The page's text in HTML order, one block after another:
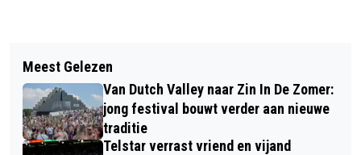
HOEDERS GEZOCHT VOOR VARKENS
IN DUINEN EN LUNETTEN VAN
BEVERWIJK
KAAS, TULPEN EN LAURENS TEN
DAM… HOLLANDSER GA JE HET NIET
KRIJGEN
Meest Gelezen
Van Dutch Valley naar Zin In De Zomer:
jong festival bouwt verder aan nieuwe
traditie
Telstar verrast vriend en vijand